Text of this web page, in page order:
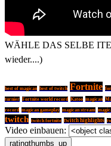
WÄHLE DAS SELBE
wieder....)
best of magican best of twitch Fortnite
turnier Fortnite world record Katoo magican
record magican gameplay magican stream
twitch twitch fortnite twitch highlights
Video einbauen: